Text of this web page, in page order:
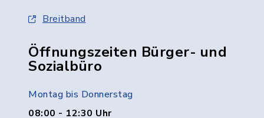
Breitband
Öffnungszeiten Bürger- und
Sozialbüro
Montag bis Donnerstag
08:00 - 12:30 Uhr